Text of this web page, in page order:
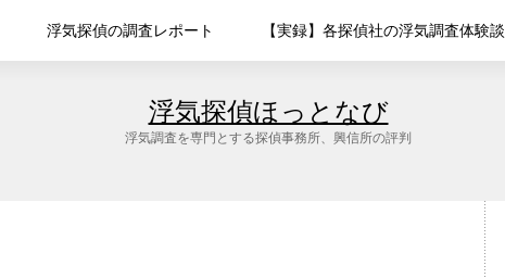
浮気探偵ほっとなび
浮気調査を専門とする探偵事務所、興信所の評判
浮気探偵の調査レポート 【実録】各探偵社の浮気調査体験談